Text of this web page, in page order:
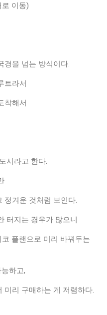
이동)
경을 넘는 방식이다.
트라서
착해서
시라고 한다.
정겨운 것처럼 보인다.
터지는 경우가 많으니
플랜으로 미리 바꿔두는
하고,
미리 구매하는 게 저렴하다.